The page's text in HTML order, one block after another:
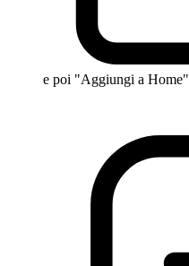
e poi "Aggiungi a Home"